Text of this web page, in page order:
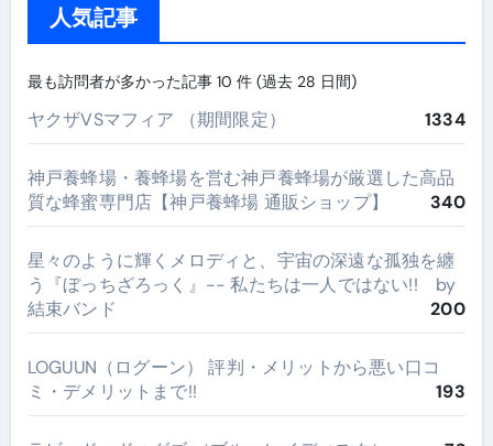
人気記事
最も訪問者が多かった記事 10 件 (過去 28 日間)
ヤクザVSマフィア （期間限定） 1334
神戸養蜂場・養蜂場を営む神戸養蜂場が厳選した高品
質な蜂蜜専門店【神戸養蜂場 通販ショップ】
340
星々のように輝くメロディと、宇宙の深遠な孤独を纏
う『ぼっちざろっく』-- 私たちは一人ではない!! by
結束バンド
200
LOGUUN（ログーン） 評判・メリットから悪い口コ
ミ・デメリットまで!!
193